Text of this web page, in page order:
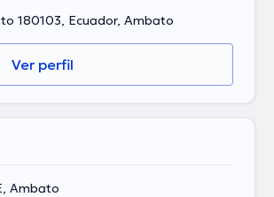
180103, Ecuador, Ambato
Ver perfil
Ambato